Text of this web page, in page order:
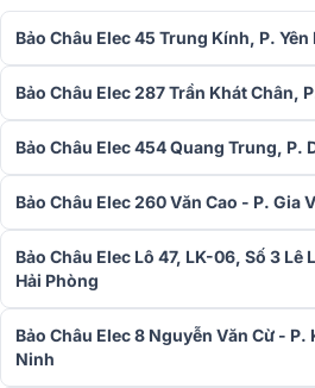
căng kết hợp với các nắp góc
trở thành một chiếc loa cực kỳ
Bảo Châu Elec 45 Trung Kính, P. Yên
Bảo Châu Elec 287 Trần Khát Chân,
Bảo Châu Elec 454 Quang Trung, P.
Bảo Châu Elec 260 Văn Cao - P. Gia
Bảo Châu Elec Lô 47, LK-06, Số 3 Lê
Hải Phòng
Bảo Châu Elec 8 Nguyễn Văn Cừ - P.
Ninh